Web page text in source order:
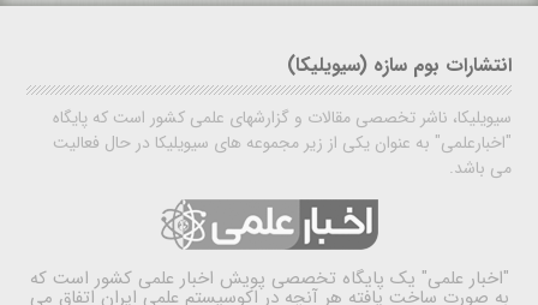
انتشارات بوم سازه (سیویلیکا)
سیویلیکا، ناشر تخصصی مقالات و گزارشهای علمی کشور است که پایگاه
"اخبارعلمی" به عنوان یکی از زیر مجموعه های سیویلیکا در حال فعالیت
می باشد.
"اخبار علمی" یک پایگاه تخصصی پویش اخبار علمی کشور است که
به صورت ساخت یافته هر آنچه در اکوسیستم علمی ایران اتفاق می